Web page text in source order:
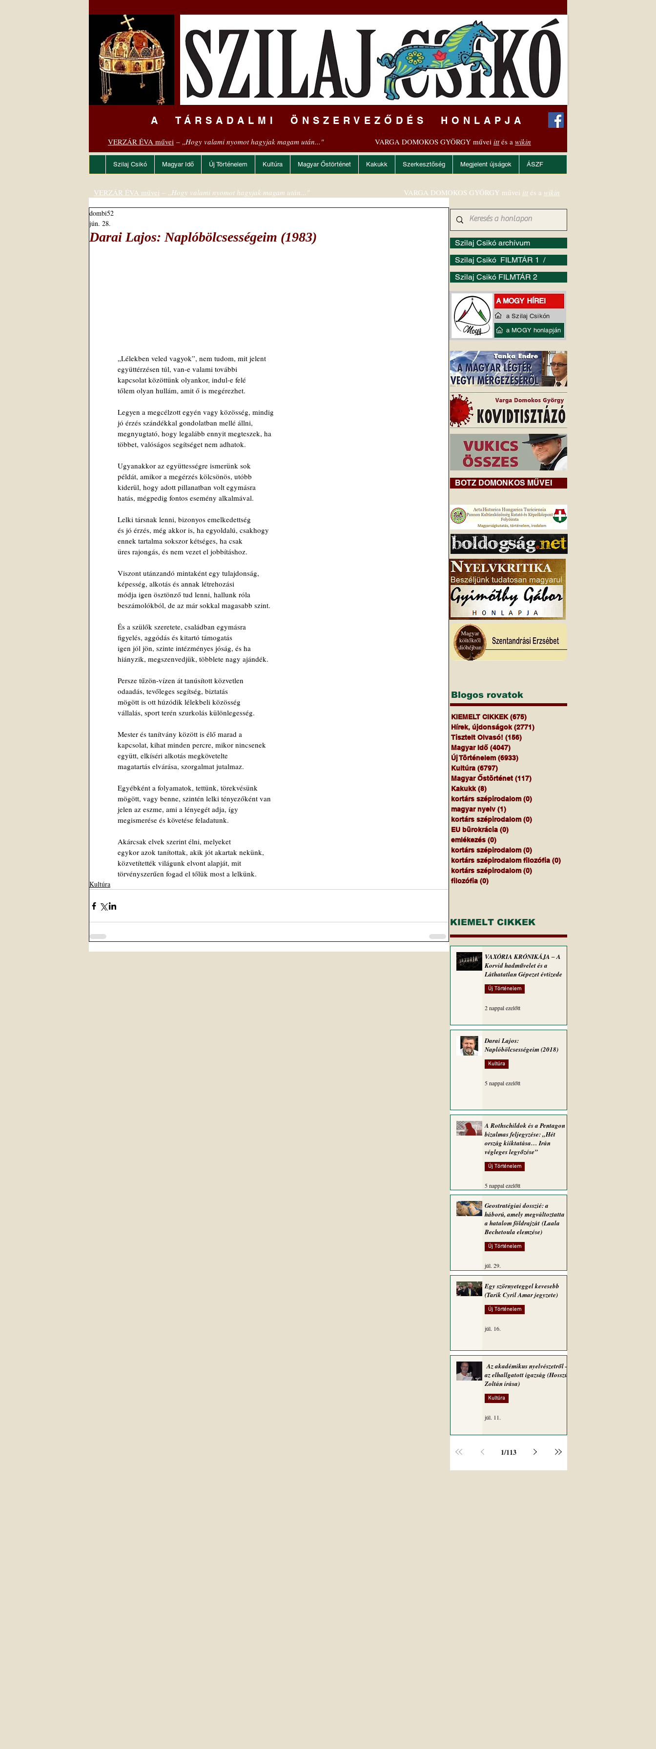
A TÁRSADALMI ÖNSZERVEZŐDÉS HONLAPJA
VERZÁR ÉVA művei – „Hogy valami nyomot hagyjak magam után..." VARGA DOMOKOS GYÖRGY művei ittés a wikin
Szilaj Csikó Magyar Idő Új Történelem Kultúra Magyar Őstörténet Kakukk Szerkesztőség Megjelent újságok ÁSZF
Darai Lajos: Naplóbölcsességeim (1983)
dombi52
jún. 28.
„Lélekben veled vagyok”, nem tudom, mit jelent
együttérzésen túl, van-e valami további
kapcsolat közöttünk olyankor, indul-e felé
tőlem olyan hullám, amit ő is megérezhet.
Legyen a megcélzott egyén vagy közösség, mindig
jó érzés szándékkal gondolatban mellé állni,
megnyugtató, hogy legalább ennyit megteszek, ha
többet, valóságos segítséget nem adhatok.
Ugyanakkor az együttességre ismerünk sok
példát, amikor a megérzés kölcsönös, utóbb
kiderül, hogy adott pillanatban volt egymásra
hatás, mégpedig fontos esemény alkalmával.
Lelki társnak lenni, bizonyos emelkedettség
és jó érzés, még akkor is, ha egyoldalú, csakhogy
ennek tartalma sokszor kétséges, ha csak
üres rajongás, és nem vezet el jobbításhoz.
Viszont utánzandó mintaként egy tulajdonság,
képesség, alkotás és annak létrehozási
módja igen ösztönző tud lenni, hallunk róla
beszámolókból, de az már sokkal magasabb szint.
És a szülők szeretete, családban egymásra
figyelés, aggódás és kitartó támogatás
igen jól jön, szinte intézményes jóság, és ha
hiányzik, megszenvedjük, többlete nagy ajándék.
Persze tűzön-vízen át tanúsított közvetlen
odaadás, tevőleges segítség, biztatás
mögött is ott húzódik lélekbeli közösség
vállalás, sport terén szurkolás különlegesség.
Mester és tanítvány között is élő marad a
kapcsolat, kihat minden percre, mikor nincsenek
együtt, elkíséri alkotás megkövetelte
magatartás elvárása, szorgalmat jutalmaz.
Egyébként a folyamatok, tettünk, törekvésünk
mögött, vagy benne, szintén lelki tényezőként van
jelen az eszme, ami a lényegét adja, így
megismerése és követése feladatunk.
Akárcsak elvek szerint élni, melyeket
egykor azok tanítottak, akik jót akartak nekünk,
közvetítették világunk elvont alapját, mit
törvényszerűen fogad el tőlük most a lelkünk.
Kultúra
Szilaj Csikó archívum
Szilaj Csikó FILMTÁR 1 /
Szilaj Csikó FILMTÁR 2
VERZÁR ÉVA művei – „Hogy valami nyomot hagyjak magam után..." VARGA DOMOKOS GYÖRGY művei itt és a wikin
BOTZ DOMONKOS MŰVEI
Blogos rovatok
KIEMELT CIKKEK (675)
Hírek, újdonságok (2771)
Tisztelt Olvasó! (156)
Magyar Idő (4047)
Új Történelem (6933)
Kultúra (6797)
Magyar Őstörténet (117)
Kakukk (8)
kortárs szépirodalom (0)
magyar nyelv (1)
kortárs szépirodalom (0)
EU bürokrácia (0)
emlékezés (0)
kortárs szépirodalom (0)
kortárs szépirodalom filozófia (0)
kortárs szépirodalom (0)
filozófia (0)
KIEMELT CIKKEK
VAXÓRIA KRÓNIKÁJA ‒ A
Korvid hadművelet és a
Láthatatlan Gépezet évtizede
Új Történelem
2 nappal ezelőtt
Darai Lajos:
Naplóbölcsességeim (2018)
Kultúra
5 nappal ezelőtt
A Rothschildok és a Pentagon
bizalmas feljegyzése: „Hét
ország kiiktatása… Irán
végleges legyőzése”
Új Történelem
5 nappal ezelőtt
Geostratégiai dosszié: a
háború, amely megváltoztatta
a hatalom földrajzát (Laala
Bechetoula elemzése)
Új Történelem
júl. 29.
Egy szörnyeteggel kevesebb
(Tarik Cyril Amar jegyzete)
Új Történelem
júl. 16.
Az akadémikus nyelvészetről –
az elhallgatott igazság (Hosszú
Zoltán írása)
Kultúra
júl. 11.
1/113
a Szilaj Csikón
a MOGY honlapján